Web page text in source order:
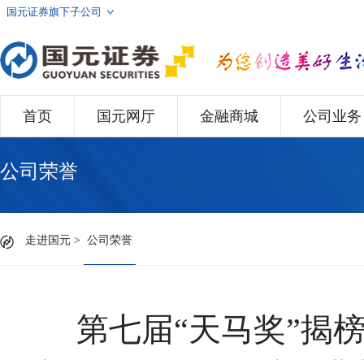
国元证券旗下子公司
首页 国元网厅 金融商城 公司业务
公司荣誉
走进国元 > 公司荣誉
第七届“天马奖”揭